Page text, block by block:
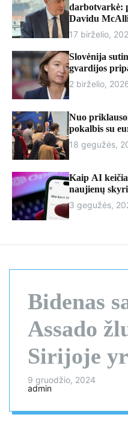
darbotvarkė:
Davidu
17 birželio,
Slovėnija
gvardijos
2 birželio,
Nuo
pokalbis su
18 gegužės,
Kaip AI
naujienų
3 gegužės,
Bidenas
Assado
Sirijoje
9 gruodžio, 2024
admin